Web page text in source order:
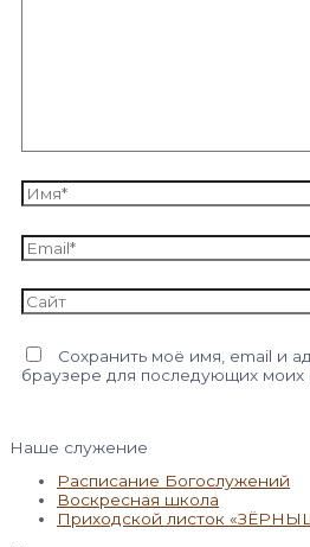
Имя*
Email*
Сайт
Сохранить моё имя, email и
браузере для последующих моих
Наше служение
Расписание Богослужений
Воскресная школа
Приходской листок